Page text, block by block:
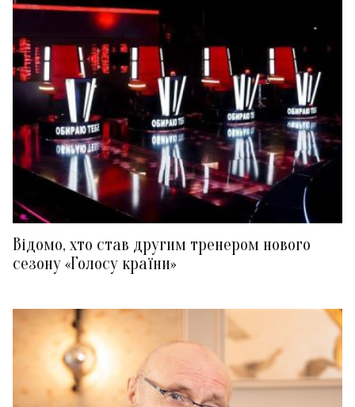
Відомо, хто став другим тренером нового
сезону «Голосу країни»